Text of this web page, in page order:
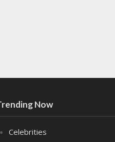
Now
Celebrities